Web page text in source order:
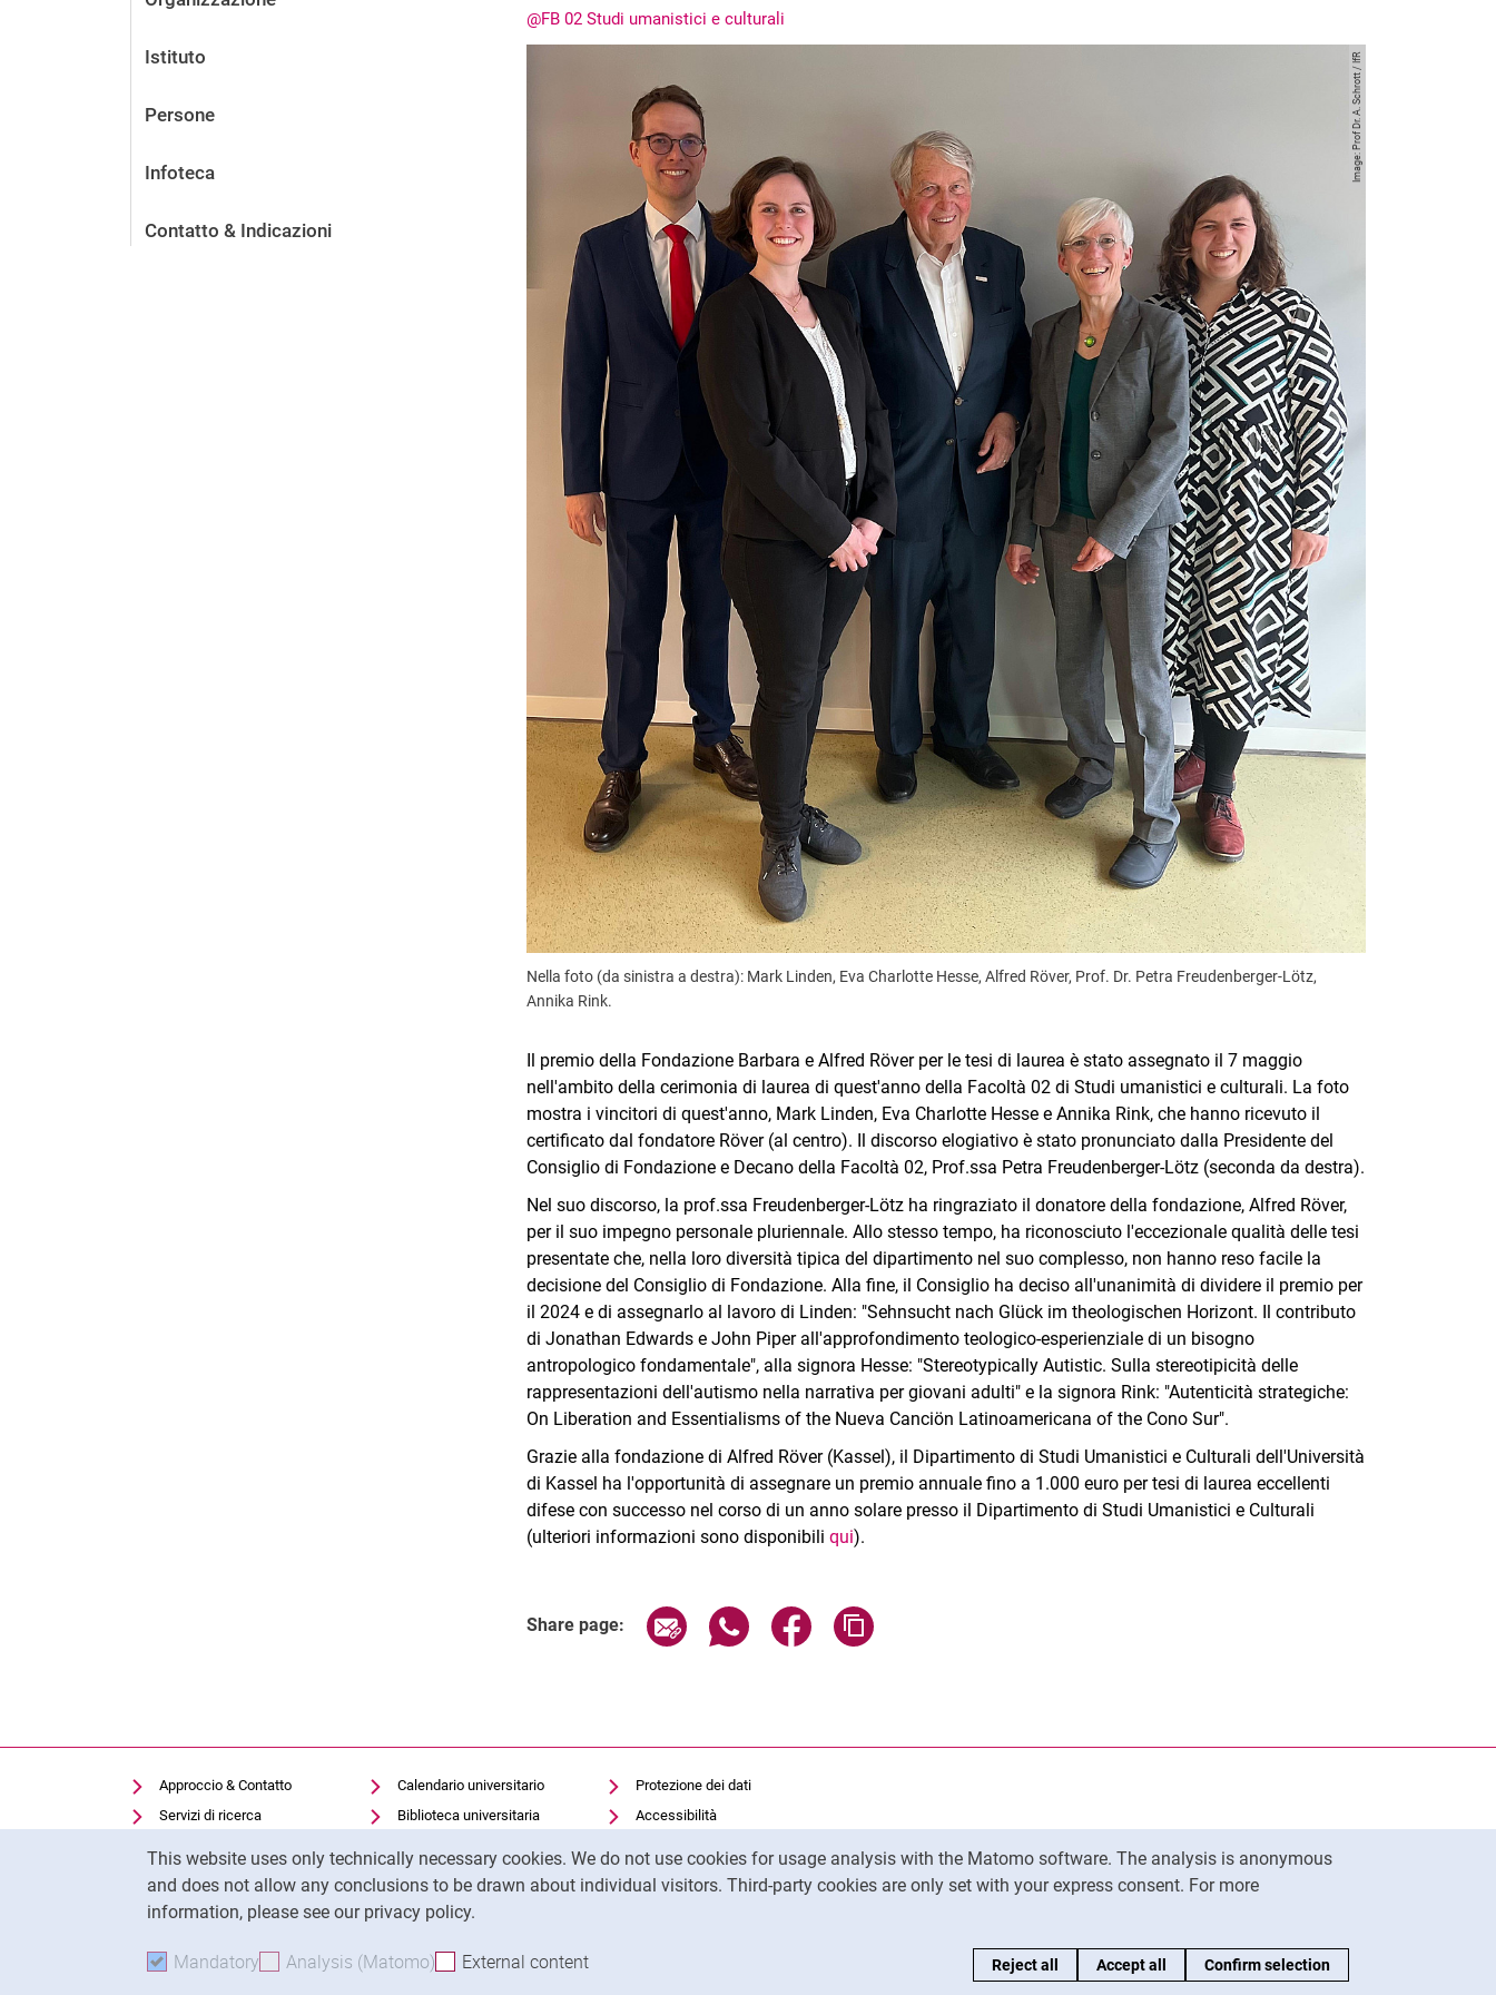
This website uses only technically necessary cookies. We do not use cookies for usage analysis with the Matomo software. The analysis is anonymous
and does not allow any conclusions to be drawn about individual visitors. Third-party cookies are only set with your express consent. For more
information, please see our privacy policy.
Mandatory Accept mandatory cookies
Analysis (Matomo) Accept analysis cookies
External content Reject all Accept all Confirm selection
Istituto
Persone
Infoteca
Contatto & Indicazioni
@FB 02 Studi umanistici e culturali
Image: Prof Dr. A. Schrott / IfR
Nella foto (da sinistra a destra): Mark Linden, Eva Charlotte Hesse, Alfred Röver, Prof. Dr. Petra Freudenberger-Lötz,
Annika Rink.
Il premio della Fondazione Barbara e Alfred Röver per le tesi di laurea è stato assegnato il 7 maggio
nell'ambito della cerimonia di laurea di quest'anno della Facoltà 02 di Studi umanistici e culturali. La foto
mostra i vincitori di quest'anno, Mark Linden, Eva Charlotte Hesse e Annika Rink, che hanno ricevuto il
certificato dal fondatore Röver (al centro). Il discorso elogiativo è stato pronunciato dalla Presidente del
Consiglio di Fondazione e Decano della Facoltà 02, Prof.ssa Petra Freudenberger-Lötz (seconda da destra).
Nel suo discorso, la prof.ssa Freudenberger-Lötz ha ringraziato il donatore della fondazione, Alfred Röver,
per il suo impegno personale pluriennale. Allo stesso tempo, ha riconosciuto l'eccezionale qualità delle tesi
presentate che, nella loro diversità tipica del dipartimento nel suo complesso, non hanno reso facile la
decisione del Consiglio di Fondazione. Alla fine, il Consiglio ha deciso all'unanimità di dividere il premio per
il 2024 e di assegnarlo al lavoro di Linden: "Sehnsucht nach Glück im theologischen Horizont. Il contributo
di Jonathan Edwards e John Piper all'approfondimento teologico-esperienziale di un bisogno
antropologico fondamentale", alla signora Hesse: "Stereotypically Autistic. Sulla stereotipicità delle
rappresentazioni dell'autismo nella narrativa per giovani adulti" e la signora Rink: "Autenticità strategiche:
On Liberation and Essentialisms of the Nueva Canciön Latinoamericana of the Cono Sur".
Grazie alla fondazione di Alfred Röver (Kassel), il Dipartimento di Studi Umanistici e Culturali dell'Università
di Kassel ha l'opportunità di assegnare un premio annuale fino a 1.000 euro per tesi di laurea eccellenti
difese con successo nel corso di un anno solare presso il Dipartimento di Studi Umanistici e Culturali
(ulteriori informazioni sono disponibiliqui).
Share page: Share page via email
Share page via WhatsApp (external link, opens in a new window)
Share page via Facebook (external link, opens in a new window)
Approccio & Contatto
Servizi di ricerca
Cookie settings
Calendario universitario
Biblioteca universitaria
Panopto
Protezione dei dati
Accessibilità
dell'intelligenza artificiale
Impronta